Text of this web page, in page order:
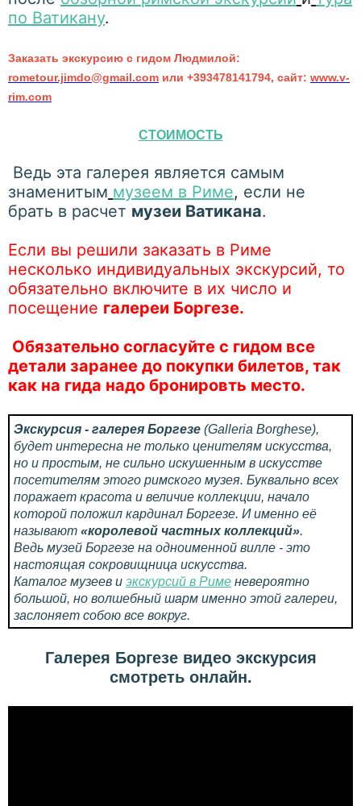
по Ватикану.
Заказать экскурсию с гидом Людмилой:
rometour.jimdo@gmail.com или +393478141794, сайт: www.v-
rim.com
СТОИМОСТЬ
Ведь эта галерея является самым
знаменитым музеем в Риме, если не
брать в расчет музеи Ватикана.
Если вы решили заказать в Риме
несколько индивидуальных экскурсий, то
обязательно включите в их число и
посещение галереи Боргезе.
Обязательно согласуйте с гидом все
детали заранее до покупки билетов, так
как на гида надо бронировть место.
Экскурсия - галерея Боргезе (Galleria Borghese),
будет интересна не только ценителям искусства,
но и простым, не сильно искушенным в искусстве
посетителям этого римского музея. Буквально всех
поражает красота и величие коллекции, начало
которой положил кардинал Боргезе. И именно её
называют «королевой частных коллекций».
Ведь музей Боргезе на одноименной вилле - это
настоящая сокровищница искусства.
Каталог музеев и экскурсий в Риме невероятно
большой, но волшебный шарм именно этой галереи,
заслоняет собою все вокруг.
Галерея Боргезе видео экскурсия
смотреть онлайн.